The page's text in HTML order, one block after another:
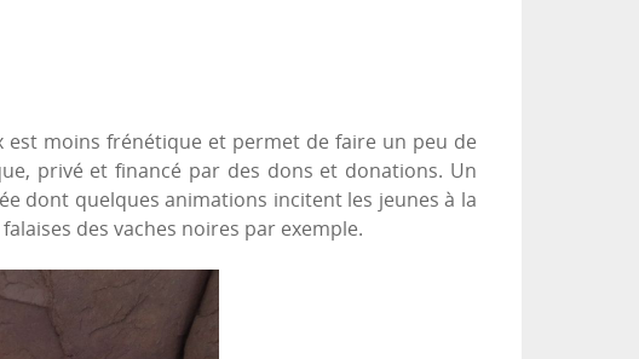
moins frénétique et permet de faire un peu de
privé et financé par des dons et donations. Un
dont quelques animations incitent les jeunes à la
des vaches noires par exemple.